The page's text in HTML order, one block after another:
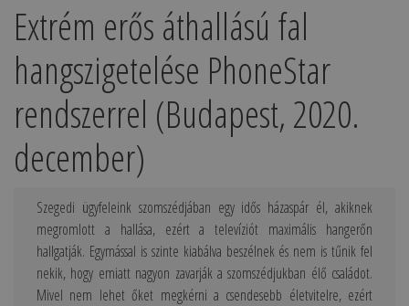
Extrém erős áthallású fal
hangszigetelése PhoneStar
rendszerrel (Budapest, 2020.
december)
Szegedi ügyfeleink szomszédjában egy idős házaspár él, akiknek
megromlott a hallása, ezért a televíziót maximális hangerőn
hallgatják. Egymással is szinte kiabálva beszélnek és nem is tűnik fel
nekik, hogy emiatt nagyon zavarják a szomszédjukban élő családot.
Mivel nem lehet őket megkérni a csendesebb életvitelre, ezért